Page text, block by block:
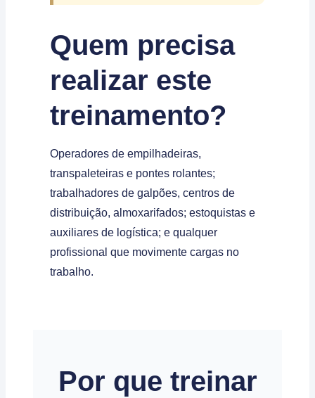
Quem precisa
realizar este
treinamento?
Operadores de empilhadeiras,
transpaleteiras e pontes rolantes;
trabalhadores de galpões, centros de
distribuição, almoxarifados; estoquistas e
auxiliares de logística; e qualquer
profissional que movimente cargas no
trabalho.
Por que treinar